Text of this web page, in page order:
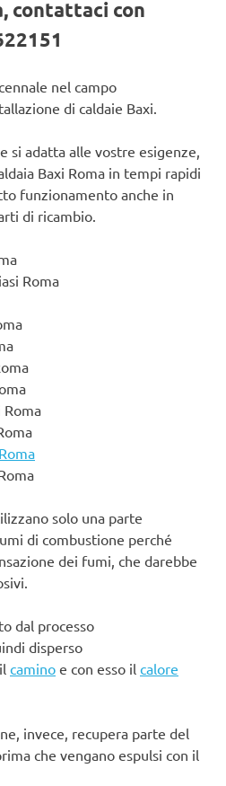
contattaci con
nel campo
di caldaie Baxi.
si adatta alle vostre esigenze,
Baxi Roma in tempi rapidi
funzionamento anche in
di ricambio.
Roma
Roma
solo una parte
di combustione perché
dei fumi, che darebbe
dal processo
disperso
camino e con esso il calore
invece, recupera parte del
che vengano espulsi con il